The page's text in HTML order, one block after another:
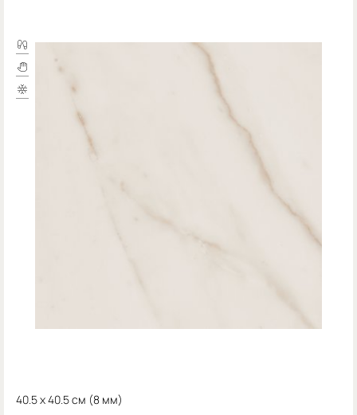
40.5 x 40.5 см (8 мм)